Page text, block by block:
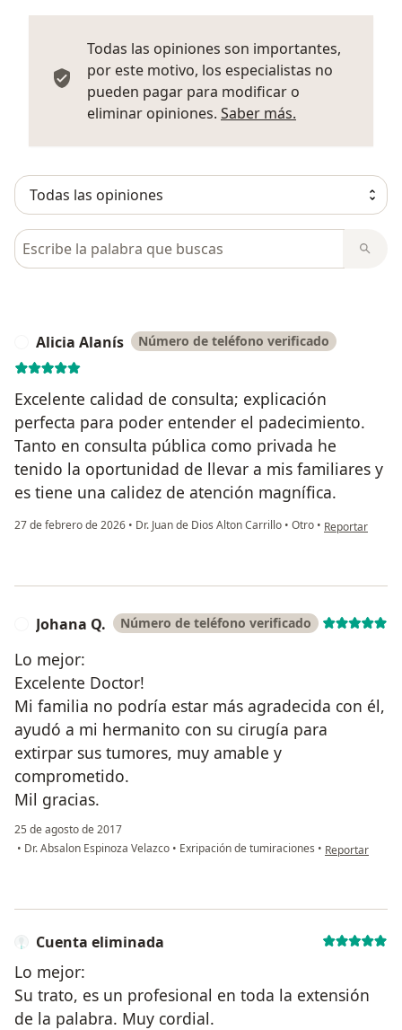
Todas las opiniones son importantes,
por este motivo, los especialistas no
pueden pagar para modificar o
eliminar opiniones. Saber más.
Busca en opiniones
Alicia Alanís Número de teléfono verificado
Excelente calidad de consulta; explicación
perfecta para poder entender el padecimiento.
Tanto en consulta pública como privada he
tenido la oportunidad de llevar a mis familiares y
es tiene una calidez de atención magnífica.
27 de febrero de 2026 • Dr. Juan de Dios Alton Carrillo • Otro • en opinión del
Reportar
Johana Q. Número de teléfono verificado
Lo mejor:
Excelente Doctor!
Mi familia no podría estar más agradecida con él,
ayudó a mi hermanito con su cirugía para
extirpar sus tumores, muy amable y
comprometido.
Mil gracias.
25 de agosto de 2017
• Dr. Absalon Espinoza Velazco • Exripación de tumiraciones • en opinión del
Reportar
Cuenta eliminada
Lo mejor:
Su trato, es un profesional en toda la extensión
de la palabra. Muy cordial.